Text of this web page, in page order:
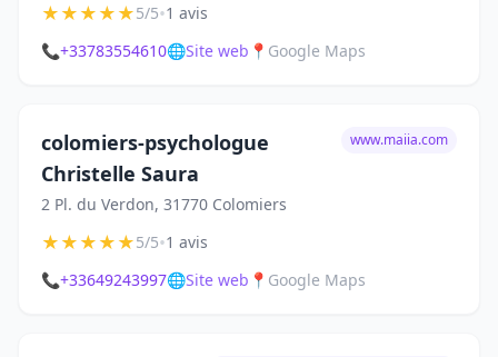
★★★★★5/5•1 avis
📞+33783554610🌐Site web 📍 Google Maps
colomiers-psychologue
Christelle Saura
2 Pl. du Verdon, 31770 Colomiers
www.maiia.com
★★★★★5/5•1 avis
📞+33649243997🌐Site web 📍 Google Maps